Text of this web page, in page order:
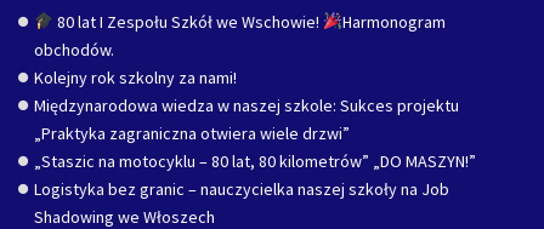
80 lat I Zespołu Szkół we Wschowie!
Harmonogram
obchodów.
Kolejny rok szkolny za nami!
Międzynarodowa wiedza w naszej szkole: Sukces projektu
„Praktyka zagraniczna otwiera wiele drzwi”
„Staszic na motocyklu – 80 lat, 80 kilometrów” „DO MASZYN!”
Logistyka bez granic – nauczycielka naszej szkoły na Job
Shadowing we Włoszech